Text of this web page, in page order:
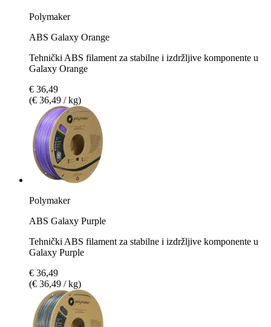
Polymaker
ABS Galaxy Orange
Tehnički ABS filament za stabilne i izdržljive komponente u
Galaxy Orange
€ 36,49
(€ 36,49 / kg)
Polymaker
ABS Galaxy Purple
Tehnički ABS filament za stabilne i izdržljive komponente u
Galaxy Purple
€ 36,49
(€ 36,49 / kg)